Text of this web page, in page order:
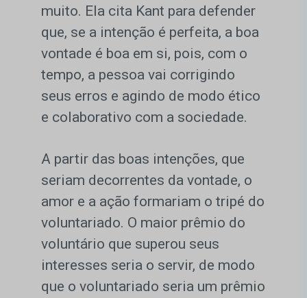
muito. Ela cita Kant para defender
que, se a intenção é perfeita, a boa
vontade é boa em si, pois, com o
tempo, a pessoa vai corrigindo
seus erros e agindo de modo ético
e colaborativo com a sociedade.
A partir das boas intenções, que
seriam decorrentes da vontade, o
amor e a ação formariam o tripé do
voluntariado. O maior prêmio do
voluntário que superou seus
interesses seria o servir, de modo
que o voluntariado seria um prêmio